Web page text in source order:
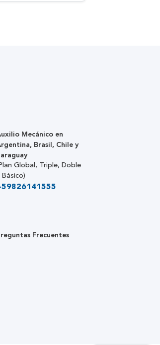
Mecánico en
Brasil, Chile y
Global, Triple, Doble
Básico)
Frecuentes